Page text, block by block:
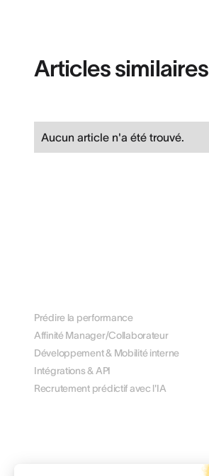
Articles similaires
Aucun article n'a été trouvé.
Prédire la performance
Affinité Manager/Collaborateur
Développement & Mobilité interne
Intégrations & API
Recrutement prédictif avec l'IA